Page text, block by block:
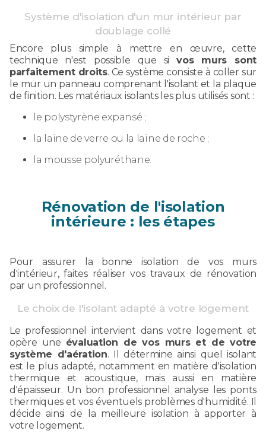
Système d'isolation d'un mur intérieur par
doublage collé
Encore plus simple à mettre en œuvre, cette
technique n'est possible que sivos murs sont
parfaitement droits. Ce système consiste à coller sur
le mur un panneau comprenant l'isolant et la plaque
de finition. Les matériaux isolants les plus utilisés sont :
le polystyrène expansé ;
la laine de verre ou la laine de roche ;
la mousse polyuréthane.
Rénovation de l'isolation
intérieure : les étapes
Pour assurer la bonne isolation de vos murs
d'intérieur, faites réaliser vos travaux de rénovation
par un professionnel.
Le choix de l'isolant adapté à votre logement
Le professionnel intervient dans votre logement et
opère une évaluation de vos murs et de votre
système d'aération. Il détermine ainsi quel isolant
est le plus adapté, notamment en matière d'isolation
thermique et acoustique, mais aussi en matière
d'épaisseur. Un bon professionnel analyse les ponts
thermiques et vos éventuels problèmes d'humidité. Il
décide ainsi de la meilleure isolation à apporter à
votre logement.